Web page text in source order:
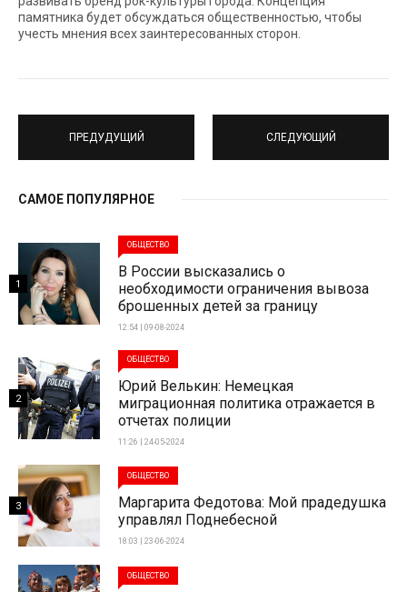
памятника будет обсуждаться общественностью, чтобы
учесть мнения всех заинтересованных сторон.
ПРЕДУДУЩИЙ СЛЕДУЮЩИЙ
САМОЕ ПОПУЛЯРНОЕ
ОБЩЕСТВО
В России высказались о
необходимости ограничения вывоза
брошенных детей за границу
12:54 | 09-08-2024
1
ОБЩЕСТВО
Юрий Велькин: Немецкая
миграционная политика отражается в
отчетах полиции
11:26 | 24-05-2024
2
ОБЩЕСТВО
Маргарита Федотова: Мой прадедушка
управлял Поднебесной
18:03 | 23-06-2024
3
ОБЩЕСТВО